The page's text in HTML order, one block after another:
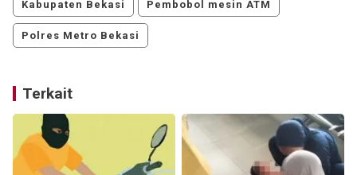
Kabupaten Bekasi Pembobol mesin ATM
Polres Metro Bekasi
Terkait